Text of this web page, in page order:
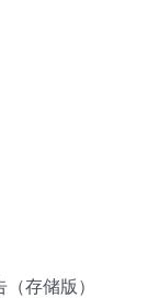
存储版）